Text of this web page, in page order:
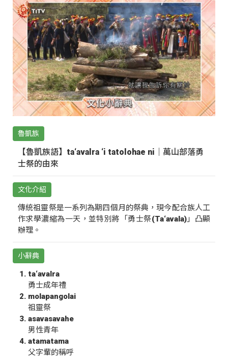
魯凱族
【魯凱族語】ta‘avalra ‘i tatolohae ni｜萬山部落勇
士祭的由來
文化介紹
傳統祖靈祭是一系列為期四個月的祭典，現今配合族人工
作求學濃縮為一天，並特別將「勇士祭(Ta‘avala)」凸顯
辦理。
小辭典
ta‘avalra
勇士成年禮
molapangolai
祖靈祭
asavasavahe
男性青年
atamatama
父字輩的稱呼